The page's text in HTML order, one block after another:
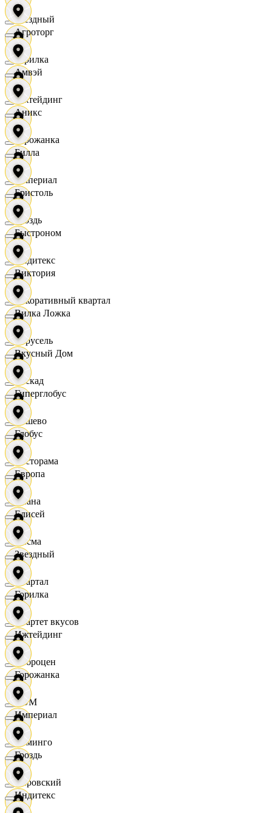
Звездный
Горилка
Ижтейдинг
Горожанка
Империал
Гроздь
Индитекс
Декоративный квартал
Карусель
Каскад
Дёшево
Касторама
Диана
Дисма
Квартал
Квартет вкусов
Доброцен
ДОМ
Доминго
Кировский
Агроторг
Амвэй
Аникс
Билла
Бристоль
Быстроном
Виктория
Вилка Ложка
Вкусный Дом
Гиперглобус
Глобус
Европа
Елисей
Звездный
Горилка
Ижтейдинг
Горожанка
Империал
Гроздь
Индитекс